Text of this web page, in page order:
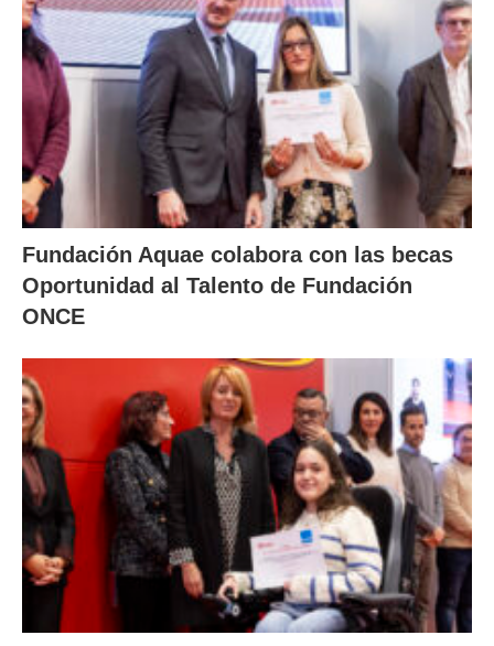
Fundación Aquae colabora con las becas
Oportunidad al Talento de Fundación
ONCE